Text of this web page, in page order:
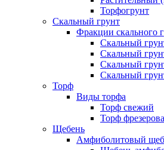
Торфогрунт
Скальный грунт
Фракции скального
Скальный
Скальный
Скальный
Скальный
Торф
Виды торфа
Торф свежий
Торф
Щебень
Амфиболитовый